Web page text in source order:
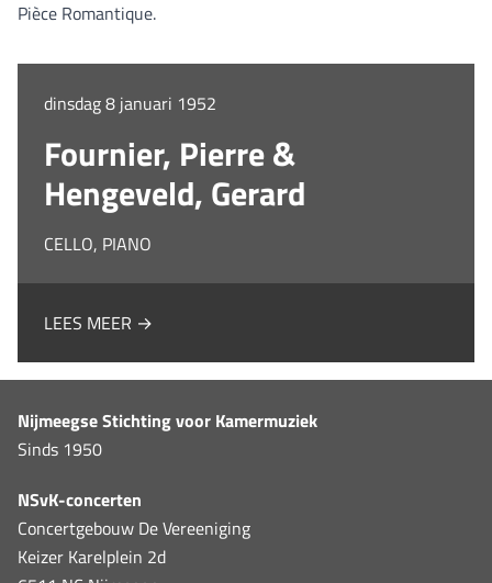
Pièce Romantique.
dinsdag 8 januari 1952
Fournier, Pierre &
Hengeveld, Gerard
CELLO, PIANO
LEES MEER →
Nijmeegse Stichting voor Kamermuziek
Sinds 1950
NSvK-concerten
Concertgebouw De Vereeniging
Keizer Karelplein 2d